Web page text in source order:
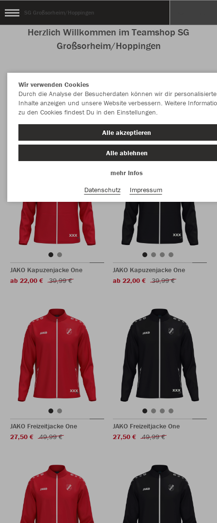
SG Großsorheim/Hoppingen
Herzlich Willkommen im Teamshop SG
Großsorheim/Hoppingen
Nachhaltig Farbe
JAKO Kapuzenjacke One
ab 22,00 €
39,99 €
JAKO Kapuzenjacke One
ab 22,00 €
39,99 €
JAKO Freizeitjacke One
27,50 €
49,99 €
JAKO Freizeitjacke One
27,50 €
49,99 €
Wir verwenden Cookies
Durch die Analyse der Besucherdaten können wir dir personalisierte
Inhalte anzeigen und unsere Website verbessern. Weitere
zu den Cookies findest Du in den Einstellungen.
Alle akzeptieren
Alle ablehnen
mehr Infos
Datenschutz
Impressum